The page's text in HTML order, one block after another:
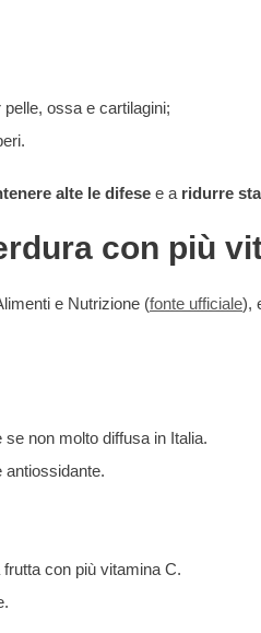
ossa e cartilagini;
alte le difese e a ridurre
con più
e Nutrizione (fonte ufficiale),
non molto diffusa in Italia.
antiossidante.
con più vitamina C.